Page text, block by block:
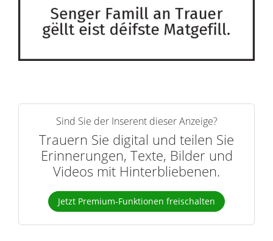
Sind Sie der Inserent dieser Anzeige?
Trauern Sie digital und teilen Sie
Erinnerungen, Texte, Bilder und
Videos mit Hinterbliebenen.
Jetzt Premium-Funktionen freischalten